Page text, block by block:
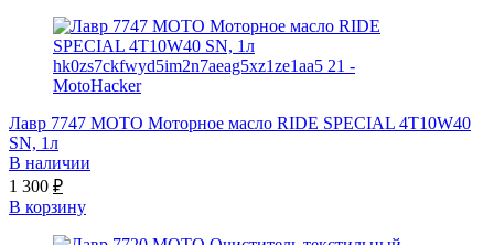
Лавр 7747 МОТО Моторное масло RIDE SPECIAL 4T10W40
SN, 1л
В наличии
1 300 ₽
В корзину